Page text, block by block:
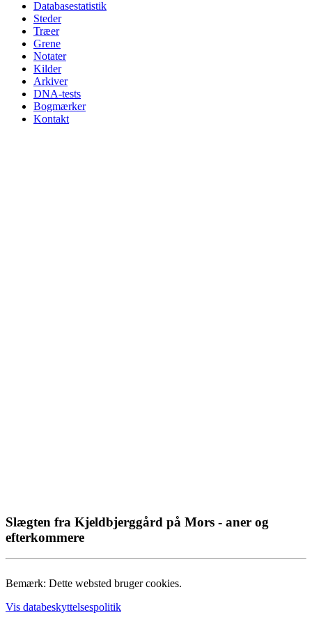
Databasestatistik
Steder
Træer
Grene
Notater
Kilder
Arkiver
DNA-tests
Bogmærker
Kontakt
Slægten fra Kjeldbjerggård på Mors - aner og
efterkommere
Bemærk: Dette websted bruger cookies.
Vis databeskyttelsespolitik